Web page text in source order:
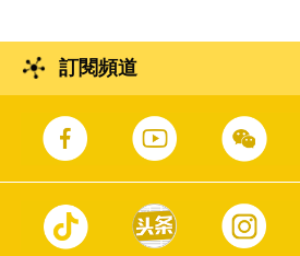
訂閱頻道